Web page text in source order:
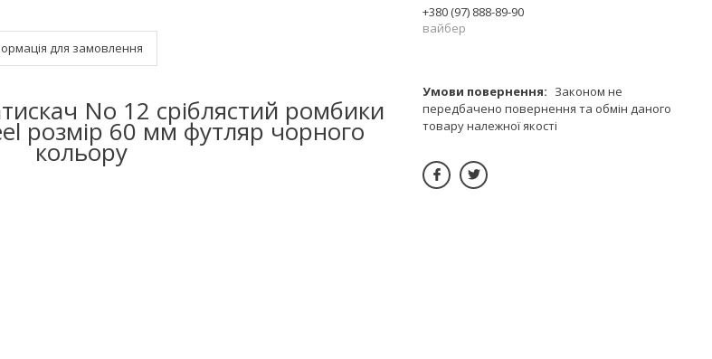
для замовлення
No 12 сріблястий ромбики
розмір 60 мм футляр чорного
кольору
+380 (97) 888-89-90
вайбер
Законом не
передбачено повернення та обмін даного
товару належної якості